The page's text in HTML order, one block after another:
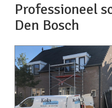
Professioneel
Den Bosch